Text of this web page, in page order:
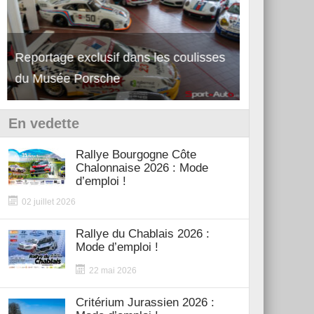
Reportage exclusif dans les coulisses
du Musée Porsche
En vedette
Rallye Bourgogne Côte
Chalonnaise 2026 : Mode
d’emploi !
02 juillet 2026
Rallye du Chablais 2026 :
Mode d’emploi !
22 mai 2026
Critérium Jurassien 2026 :